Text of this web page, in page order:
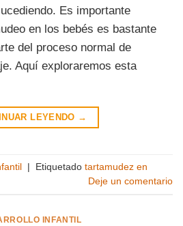
Es importante
en los bebés es bastante
del proceso normal de
Aquí exploraremos esta
LEYENDO →
Etiquetado tartamudez en
Deje un comentario
INFANTIL